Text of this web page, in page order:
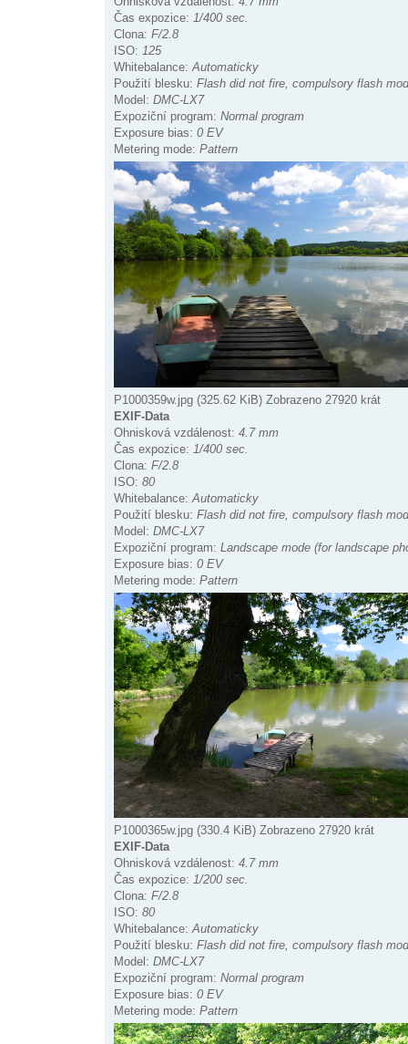
Čas expozice: 1/400 sec.
Clona: F/2.8
ISO: 125
Whitebalance:Automaticky
Použití blesku: Flash did not fire, compulsory flash
Model: DMC-LX7
Expoziční program: Normal program
Exposure bias: 0 EV
Metering mode: Pattern
P1000359w.jpg (325.62 KiB) Zobrazeno 27920 krát
EXIF-Data
Ohnisková vzdálenost: 4.7 mm
Čas expozice: 1/400 sec.
Clona: F/2.8
ISO: 80
Whitebalance: Automaticky
Použití blesku: Flash did not fire, compulsory flash
Model: DMC-LX7
Expoziční program: Landscape mode (for landscape
Exposure bias: 0 EV
Metering mode: Pattern
P1000365w.jpg (330.4 KiB) Zobrazeno 27920 krát
EXIF-Data
Ohnisková vzdálenost: 4.7 mm
Čas expozice: 1/200 sec.
Clona: F/2.8
ISO: 80
Whitebalance:Automaticky
Použití blesku: Flash did not fire, compulsory flash
Model: DMC-LX7
Expoziční program: Normal program
Exposure bias: 0 EV
Metering mode: Pattern